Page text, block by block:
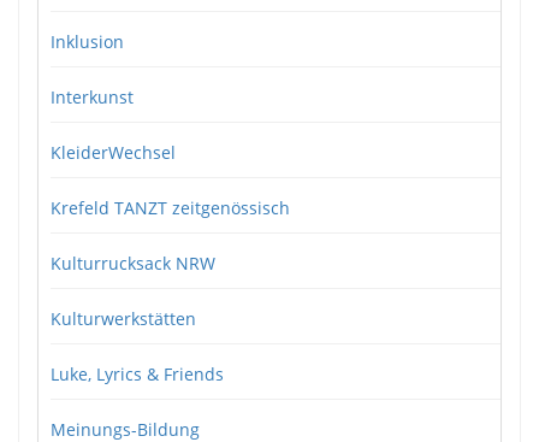
Inklusion
Interkunst
KleiderWechsel
Krefeld TANZT zeitgenössisch
Kulturrucksack NRW
Kulturwerkstätten
Luke, Lyrics & Friends
Meinungs-Bildung